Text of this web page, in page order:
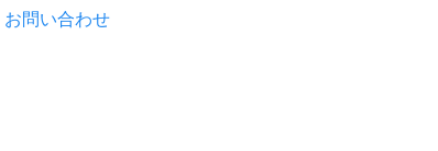
お問い合わせ